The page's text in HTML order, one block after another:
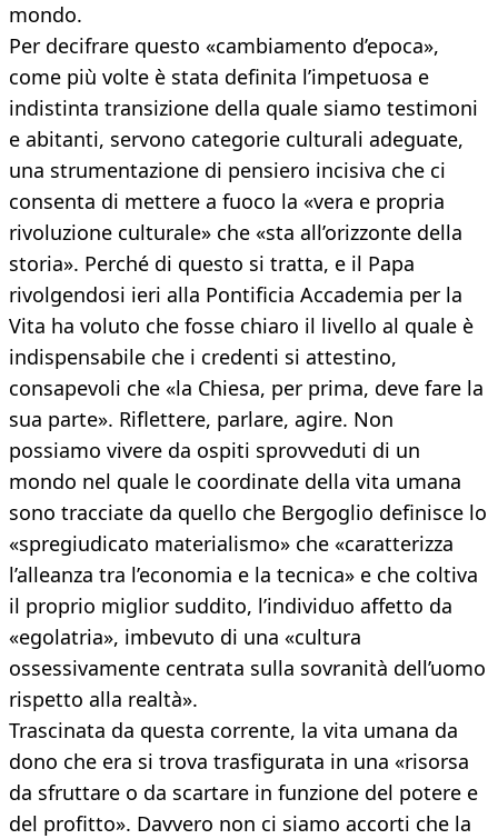
mondo.
Per decifrare questo «cambiamento d’epoca»,
come più volte è stata definita l’impetuosa e
indistinta transizione della quale siamo testimoni
e abitanti, servono categorie culturali adeguate,
una strumentazione di pensiero incisiva che ci
consenta di mettere a fuoco la «vera e propria
rivoluzione culturale» che «sta all’orizzonte della
storia». Perché di questo si tratta, e il Papa
rivolgendosi ieri alla Pontificia Accademia per la
Vita ha voluto che fosse chiaro il livello al quale è
indispensabile che i credenti si attestino,
consapevoli che «la Chiesa, per prima, deve fare la
sua parte». Riflettere, parlare, agire. Non
possiamo vivere da ospiti sprovveduti di un
mondo nel quale le coordinate della vita umana
sono tracciate da quello che Bergoglio definisce lo
«spregiudicato materialismo» che «caratterizza
l’alleanza tra l’economia e la tecnica» e che coltiva
il proprio miglior suddito, l’individuo affetto da
«egolatria», imbevuto di una «cultura
ossessivamente centrata sulla sovranità dell’uomo
rispetto alla realtà».
Trascinata da questa corrente, la vita umana da
dono che era si trova trasfigurata in una «risorsa
da sfruttare o da scartare in funzione del potere e
del profitto». Davvero non ci siamo accorti che la